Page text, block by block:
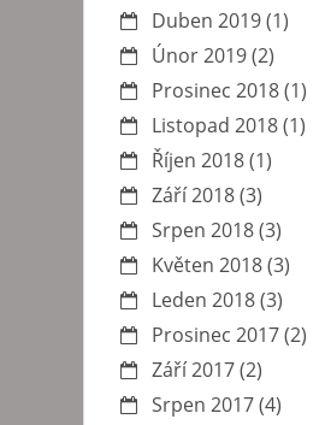
Duben 2019(1)
Únor 2019(2)
Prosinec 2018(1)
Listopad 2018(1)
Říjen 2018(1)
Září 2018(3)
Srpen 2018(3)
Květen 2018(3)
Leden 2018(3)
Prosinec 2017(2)
Září 2017(2)
Srpen 2017(4)